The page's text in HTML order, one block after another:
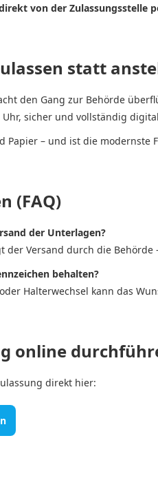
von der Zulassungsstelle
statt
den Gang zur Behörde
sicher und vollständig
Papier – und ist die modernste
(FAQ)
der Unterlagen?
der Versand durch die
behalten?
Halterwechsel kann das
online
direkt hier: